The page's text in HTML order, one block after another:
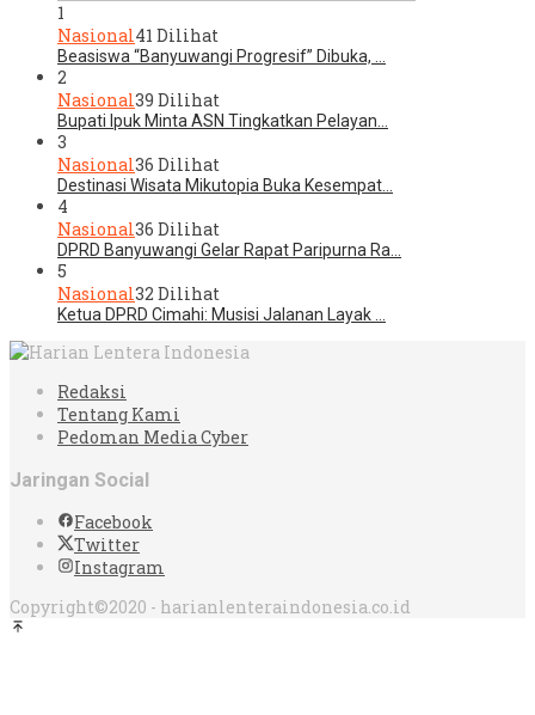
1
Nasional41 Dilihat
Beasiswa “Banyuwangi Progresif” Dibuka, …
2
Nasional39 Dilihat
Bupati Ipuk Minta ASN Tingkatkan Pelayan…
3
Nasional36 Dilihat
Destinasi Wisata Mikutopia Buka Kesempat…
4
Nasional36 Dilihat
DPRD Banyuwangi Gelar Rapat Paripurna Ra…
5
Nasional32 Dilihat
Ketua DPRD Cimahi: Musisi Jalanan Layak …
Redaksi
Tentang Kami
Pedoman Media Cyber
Jaringan Social
Facebook
Twitter
Instagram
Copyright©2020 - harianlenteraindonesia.co.id